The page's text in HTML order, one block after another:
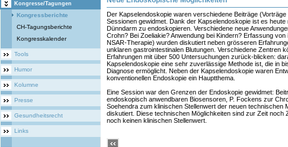
Kongresse/Tagungen
Kongressberichte
CH-Tagungsberichte
Kongresskalender
Tools
Humor
Kolumne
Presse
Gesundheitsrecht
Links
Der Kapselendoskopie waren verschiedene Beiträge
Sessionen gewidmet. Dank der Kapselendoskopie ist es heute
Dünndarm zu endoskopieren. Verschiedene neue
Crohn? Bei Zoeliakie? Anwendung bei Kindern? Erfassung
NSAR-Therapie) wurden diskutiert neben grösseren
unklaren gastrointestinalen Blutungen. Verschiedene Zentren
Erfahrungen mit über 500 Untersuchungen zurück-blicken:
Kapselendoskopie eine sehr zuverlässige Methode ist, die in
Diagnose ermöglicht. Neben der Kapselendoskopie waren
konventionellen Endoskopie ein Hauptthema.
Eine Session war den Grenzen der Endoskopie gewidmet:
endoskopisch anwendbaren Biosensoren, P. Fockens zur
Soehendra zum klinischen Stellenwert der neuen technischen
diskutiert. Diese technischen Möglichkeiten sind zur Zeit noch
noch keinen klinischen Stellenwert.